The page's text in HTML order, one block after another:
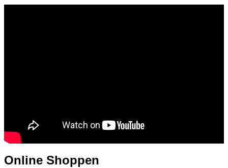
Online Shoppen